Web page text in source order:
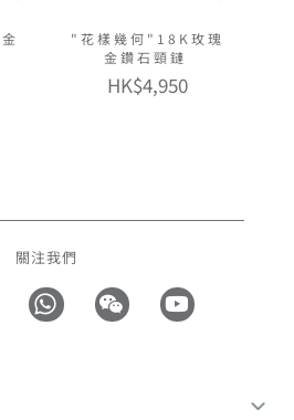
"花樣幾何"18K玫瑰
金鑽石頸鏈
HK$4,950
關注我們